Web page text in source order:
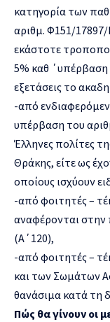
κατηγορία των
αριθμ. Φ151/
εκάστοτε
5% καθ ΄υπέρβαση
εξετάσεις το
-από
υπέρβαση του
Έλληνες πολίτες
Θράκης, είτε ως
οποίους ισχύουν
-από φοιτητές –
αναφέρονται στην
(Α΄120),
-από φοιτητές –
και των Σωμάτων
θανάσιμα κατά τη
Πώς θα γίνουν οι